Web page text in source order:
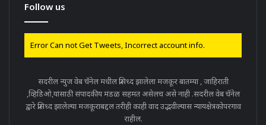
Follow us
Error Can not Get Tweets, Incorrect account info.
सदरील न्युज वेब चॅनेल मधील प्रसिध्द झालेला मजकूर बातम्या , जाहिराती
,व्हिडिओ,यांसाठी संपादकीय मंडळ सहमत असेलच असे नाही .सदरील वेब चॅनेल
द्वारे प्रसिध्द झालेल्या मजकूराबद्दल तरीही काही वाद उद्भवील्यास न्यायक्षेत्रकोपरगाव
राहील.